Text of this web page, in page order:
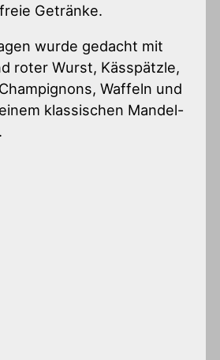
Getränke.
wurde gedacht mit
roter Wurst, Kässpätzle,
Waffeln und
klassischen Mandel-